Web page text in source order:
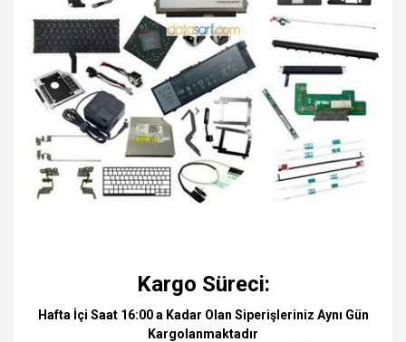
Kargo Süreci:
Hafta İçi Saat 16:00 a Kadar Olan Siperişleriniz Aynı Gün
Kargolanmaktadır